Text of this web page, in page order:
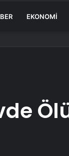
EKONOMI